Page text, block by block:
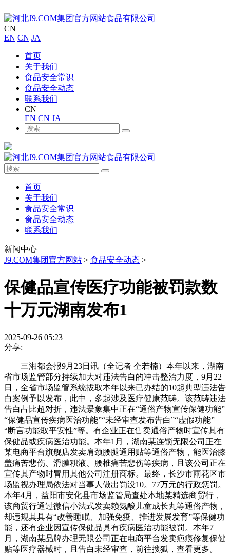
CN
EN CN JA
首页
关于我们
食品安全常识
食品安全动态
联系我们
CN
EN CN JA
首页
关于我们
食品安全常识
食品安全动态
联系我们
新闻中心
J9.COM集团官方网站 > 食品安全动态 >
保健品宣传医疗功能被罚款数
十万元湖南发布1
2025-09-26 05:23
分享:
三湘都会报9月23日讯（全记者 仝若楠）本年以来，湖南
省市场监管部分持续加大对违法告白的冲击整治力度，9月22
日，全省市场监管系统拔取本年以来已办结的10起典型违法告
白案例予以发布，此中，多起涉及医疗健康范畴。该范畴违法
告白占比超对折，违法景象集中正在“通俗产物宣传保健功能”
“保健品宣传疾病医治功能”“未经审查发布告白”“虚假功能”
“断言功能取平安性”等。有企业正在售卖通俗产物时宣传其有
保健品或疾病医治功能。本年1月，湖南某连锁无限公司正在
某电商平台旗舰店发卖肩颈腰腿通用贴等通俗产物，能医治膝
盖痛苦悲伤、滑膜积液、腰椎痛苦悲伤等疾病，且该公司正在
宣传其产物时冒用其他公司注册商标。最终，长沙市雨花区市
场监视办理局依法对当事人做出罚没10。77万元的行政惩罚。
本年4月，益阳市安化县市场监管局查处本地某精选商贸行，
该商贸行通过微信小法式发卖赖氨酸儿童成长丸等通俗产物，
却违规其具有“改善睡眠、加强免疫、推进发展发育”等保健功
能，还有企业因宣传保健品具有疾病医治功能被罚。本年7
月，湖南某品牌办理无限公司正在电商平台发卖疤痕修复保健
贴等医疗器械时，且告白未经审查，前往搜狐，查看更多。